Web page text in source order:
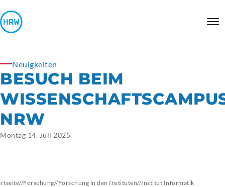
Neuigkeiten
BESUCH BEIM
NRW
Montag 14. Juli 2025
//Forschung//Forschung in den Instituten//Institut Informatik